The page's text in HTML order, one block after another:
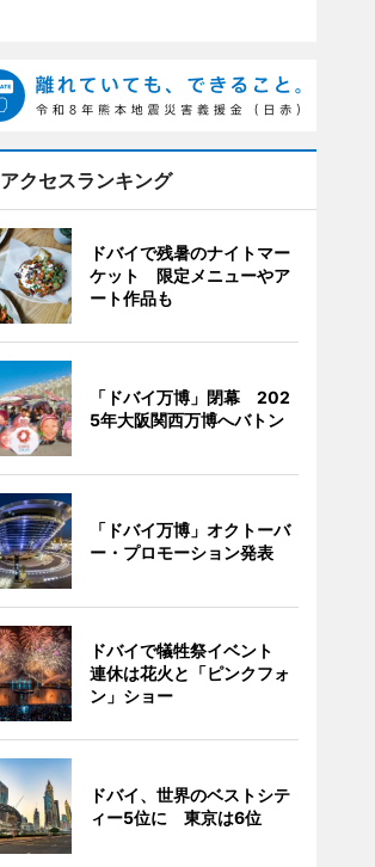
アクセスランキング
ドバイで残暑のナイトマー
ケット 限定メニューやア
ート作品も
「ドバイ万博」閉幕 202
5年大阪関西万博へバトン
「ドバイ万博」オクトーバ
ー・プロモーション発表
ドバイで犠牲祭イベント
連休は花火と「ピンクフォ
ン」ショー
ドバイ、世界のベストシテ
ィー5位に 東京は6位